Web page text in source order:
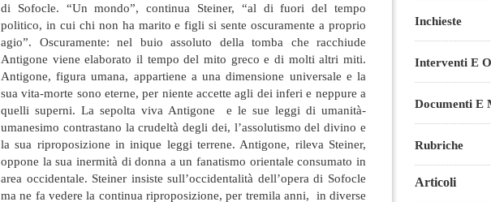
di Sofocle. “Un mondo”, continua Steiner, “al di fuori del tempo
politico, in cui chi non ha marito e figli si sente oscuramente a proprio
agio”. Oscuramente: nel buio assoluto della tomba che racchiude
Antigone viene elaborato il tempo del mito greco e di molti altri miti.
Antigone, figura umana, appartiene a una dimensione universale e la
sua vita-morte sono eterne, per niente accette agli dei inferi e neppure a
quelli superni. La sepolta viva Antigone e le sue leggi di umanità-
umanesimo contrastano la crudeltà degli dei, l’assolutismo del divino e
la sua riproposizione in inique leggi terrene. Antigone, rileva Steiner,
oppone la sua inermità di donna a un fanatismo orientale consumato in
area occidentale. Steiner insiste sull’occidentalità dell’opera di Sofocle
ma ne fa vedere la continua riproposizione, per tremila anni, in diverse
Inchieste
Interventi E
Documenti E
Rubriche
Articoli